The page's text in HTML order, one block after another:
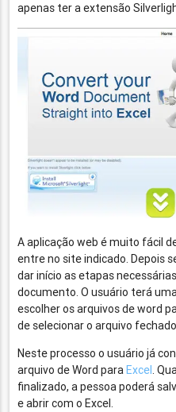
apenas ter a extensão
A aplicação web é muito fácil
entre no site indicado. Depois
dar início as etapas
documento. O usuário terá
escolher os arquivos de word
de selecionar o arquivo
Neste processo o usuário já
arquivo de Word paraExcel.
finalizado, a pessoa poderá
e abrir com o Excel.